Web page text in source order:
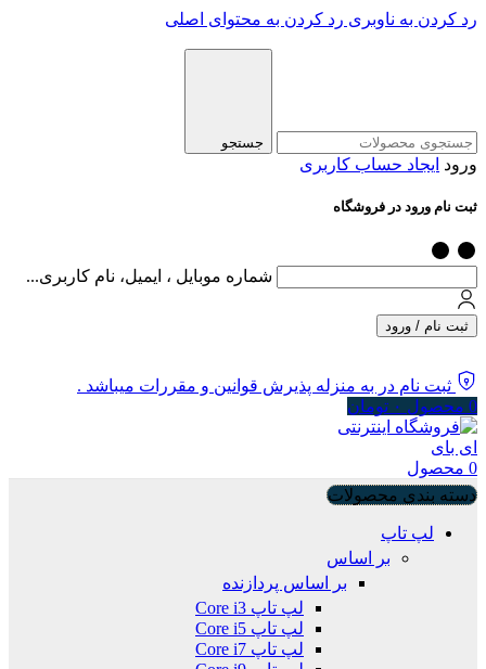
رد کردن به ناوبری رد کردن به محتوای اصلی
جستجو
ورود ایجاد حساب کاربری
ثبت نام ورود در فروشگاه
شماره موبایل ، ایمیل، نام کاربری...
ثبت نام / ورود
ثبت نام در به منزله پذیرش قوانین و مقررات میباشد .
0 محصول ۰ تومان
0 محصول
دسته بندی محصولات
لپ تاپ
بر اساس
بر اساس پردازنده
لپ تاپ Core i3
لپ تاپ Core i5
لپ تاپ Core i7